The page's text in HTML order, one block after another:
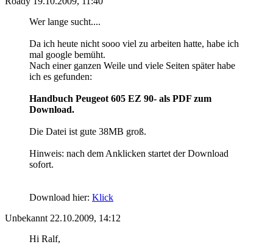
Wer lange sucht....
Da ich heute nicht sooo viel zu arbeiten hatte, habe ich
mal google bemüht.
Nach einer ganzen Weile und viele Seiten später habe
ich es gefunden:
Handbuch Peugeot 605 EZ 90- als PDF zum
Download.
Die Datei ist gute 38MB groß.
Hinweis: nach dem Anklicken startet der Download
sofort.
Download hier: Klick
Unbekannt 22.10.2009, 14:12
Hi Ralf,